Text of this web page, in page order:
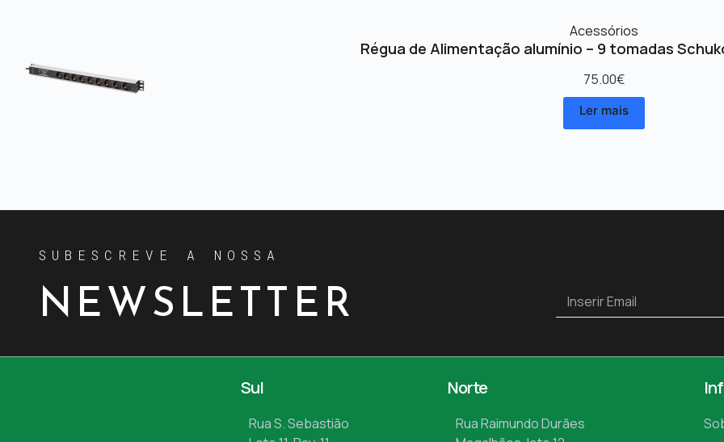
Acessórios
Régua de Alimentação alumínio – 9 tomadas
75.00€
Ler mais
SUBESCREVE A NOSSA
NEWSLETTER
Sul
Rua S. Sebastião
Norte
Rua Raimundo Durães